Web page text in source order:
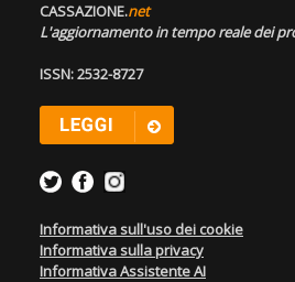
CASSAZIONE.net
L'aggiornamento in tempo reale dei
ISSN: 2532-8727
Informativa sull'uso dei cookie
Informativa sulla privacy
Informativa Assistente AI